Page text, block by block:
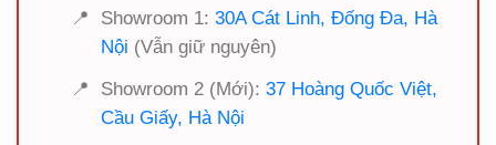
📍 Showroom 1: 30A Cát Linh, Đống Đa, Hà
Nội (Vẫn giữ nguyên)
📍
Showroom 2 (Mới): 37 Hoàng Quốc Việt,
Cầu Giấy, Hà Nội